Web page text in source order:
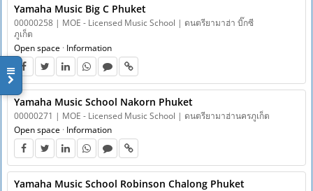
Yamaha Music Big C Phuket
00000258 | MOE - Licensed Music School | ดนตรียามาฮ่า บิ๊กซี
ภูเก็ต
Open space · Information
Yamaha Music School Nakorn Phuket
00000271 | MOE - Licensed Music School | ดนตรียามาฮ่านครภูเก็ต
Open space · Information
Yamaha Music School Robinson Chalong Phuket